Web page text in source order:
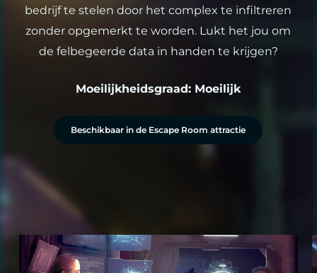
bedrijf te stelen door het complex te infiltreren
zonder opgemerkt te worden. Lukt het jou om
de felbegeerde data in handen te krijgen?
Moeilijkheidsgraad: Moeilijk
Beschikbaar in de Escape Room attractie